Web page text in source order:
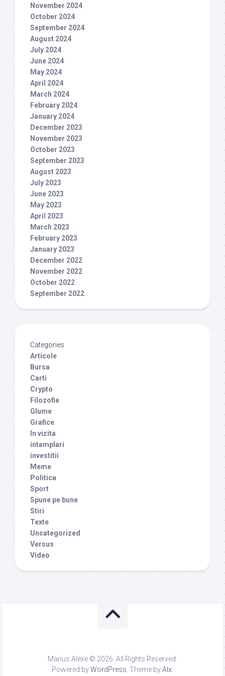
November 2024
October 2024
September 2024
August 2024
July 2024
June 2024
May 2024
April 2024
March 2024
February 2024
January 2024
December 2023
November 2023
October 2023
September 2023
August 2023
July 2023
June 2023
May 2023
April 2023
March 2023
February 2023
January 2023
December 2022
November 2022
October 2022
September 2022
Categories
Articole
Bursa
Carti
Crypto
Filozofie
Glume
Grafice
In vizita
intamplari
investitii
Meme
Politica
Sport
Spune pe bune
Stiri
Texte
Uncategorized
Versus
Video
Marius Alexe © 2026. All Rights Reserved.
Powered byWordPress . Theme byAlx